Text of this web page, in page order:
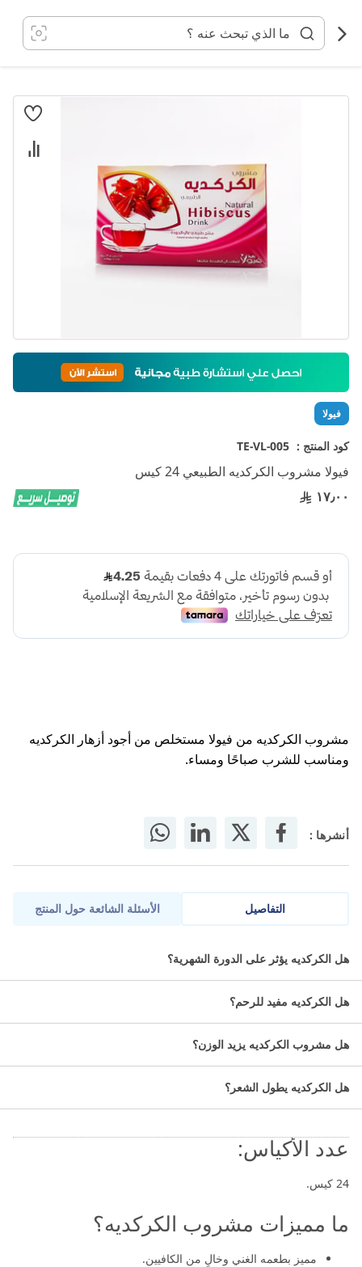
المحتوى
فيولا
كود المنتج : TE-VL-005
فيولا مشروب الكركديه الطبيعي 24 كيس
١٧٫٠٠
مشروب الكركديه من فيولا مستخلص من أجود أزهار الكركديه
ومناسب للشرب صباحًا ومساء.
أنشرها :
انتقل
تخطي
بداية
معرض
الصور
التفاصيل
مشروب الكركديه الطبيعي من فيولا.
الاسم العلمي:
التصنيف الدوائي:
الأعشاب الطبيعية.
عدد الأكياس:
24 كيس.
ما مميزات مشروب الكركديه؟
مميز بطعمه الغني وخالٍ من الكافيين.
الأسئلة الشائعة حول المنتج
هل الكركديه يؤثر على الدورة الشهرية؟
هل الكركديه مفيد للرحم؟
هل مشروب الكركديه يزيد الوزن؟
هل الكركديه يطول الشعر؟